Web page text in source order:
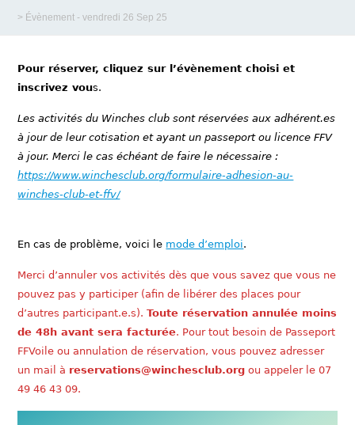
> Évènement - vendredi 26 Sep 25
Pour réserver, cliquez sur l’évènement choisi et
inscrivez vous.
Les activités du Winches club sont réservées aux adhérent.es
à jour de leur cotisation et ayant un passeport ou licence FFV
à jour. Merci le cas échéant de faire le nécessaire :
https://www.winchesclub.org/formulaire-adhesion-au-
winches-club-et-ffv/
En cas de problème, voici le mode d’emploi.
Merci d’annuler vos activités dès que vous savez que vous ne
pouvez pas y participer (afin de libérer des places pour
d’autres participant.e.s).Toute réservation annulée moins
de 48h avant sera facturée. Pour tout besoin de Passeport
FFVoile ou annulation de réservation, vous pouvez adresser
un mail à reservations@winchesclub.org ou appeler le 07
49 46 43 09.